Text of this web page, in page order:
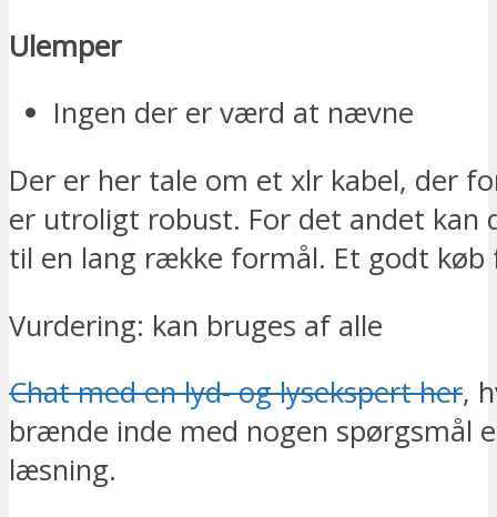
Ulemper
Ingen der er værd at nævne
Der er her tale om et xlr kabel, der
er utroligt robust. For det andet kan
til en lang række formål. Et godt køb
Vurdering: kan bruges af alle
Chat med en lyd- og lysekspert her,
brænde inde med nogen spørgsmål
læsning.